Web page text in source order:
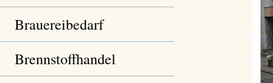
Brauereibedarf
Brennstoffhandel